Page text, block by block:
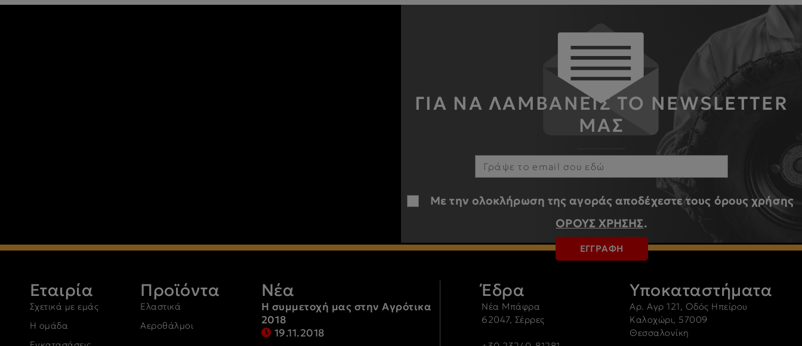
ΓΙΑ ΝΑ ΛΑΜΒΑΝΕΙΣ ΤΟ NEWSLETTER
ΜΑΣ
Με την ολοκλήρωση της αγοράς αποδέχεστε τους όρους χρήσης
ΟΡΟΥΣ ΧΡΗΣΗΣ.
ΕΓΓΡΑΦΗ
Εταιρία
Σχετικά με εμάς
Η ομάδα
Προϊόντα
Ελαστικά
Αεροθάλμοι
Νέα
Η συμμετοχή μας στην Αγρότικα
2018
19.11.2018
Έδρα
Νέα Μπάφρα
62047, Σέρρες
Υποκαταστήματα
Αρ. Αγρ 121, Οδός Ηπείρου
Καλοχώρι, 57009
Θεσσαλονίκη